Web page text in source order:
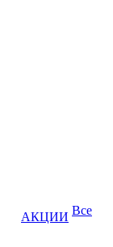
АКЦИИ Все